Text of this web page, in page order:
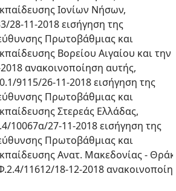
Ιονίων Νήσων,
28-11-2018 εισήγηση της
Πρωτοβάθμιας και
Βορείου Αιγαίου και την
ανακοινοποίηση αυτής,
9115/26-11-2018 εισήγηση της
Πρωτοβάθμιας και
Στερεάς Ελλάδας,
10067α/27-11-2018 εισήγηση της
Πρωτοβάθμιας και
Ανατ. Μακεδονίας -
11612/18-12-2018